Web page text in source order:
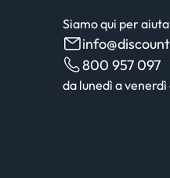
Siamo qui per
800 957 097
da lunedì a